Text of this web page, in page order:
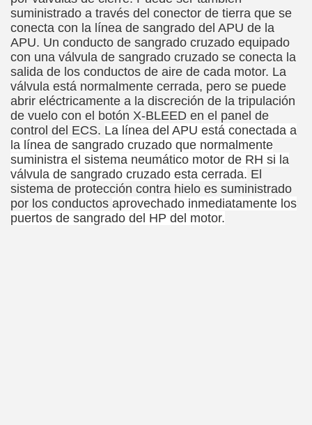
suministrado a través del conector de tierra que se
conecta con la línea de sangrado del APU de la
APU. Un conducto de sangrado cruzado equipado
con una válvula de sangrado cruzado se conecta la
salida de los conductos de aire de cada motor. La
válvula está normalmente cerrada, pero se puede
abrir eléctricamente a la discreción de la tripulación
de vuelo con el botón X-BLEED en el panel de
control del ECS. La línea del APU está conectada a
la línea de sangrado cruzado que normalmente
suministra el sistema neumático motor de RH si la
válvula de sangrado cruzado esta cerrada. El
sistema de protección contra hielo es suministrado
por los conductos aprovechado inmediatamente los
puertos de sangrado del HP del motor.